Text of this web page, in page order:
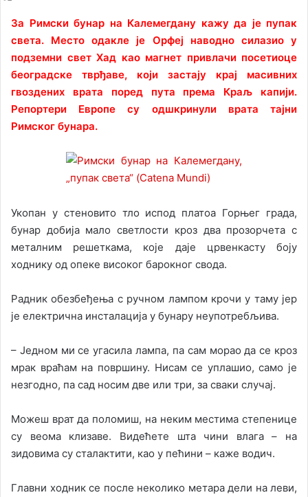
n
e
a
i
За Римски бунар на Калемегдану кажу да је пупак
света. Место одакле је Орфеј наводно силазио у
подземни свет Хад као магнет привлачи посетиоце
београдске тврђаве, који застају крај масивних
гвоздених врата поред пута према Краљ капији.
Репортери Европе су одшкринули врата тајни
Римског бунара.
Укопан у стеновито тло испод платоа Горњег града,
бунар добија мало светлости кроз два прозорчета с
металним решеткама, које даје црвенкасту боју
ходнику од опеке високог барокног свода.
Радник обезбеђења с ручном лампом крочи у таму јер
је електрична инсталација у бунару неупотребљива.
– Једном ми се угасила лампа, па сам морао да се кроз
мрак враћам на површину. Нисам се уплашио, само је
незгодно, па сад носим две или три, за сваки случај.
Можеш врат да поломиш, на неким местима степенице
су веома клизаве. Видећете шта чини влага – на
зидовима су сталактити, као у пећини – каже водич.
Главни ходник се после неколико метара дели на леви,